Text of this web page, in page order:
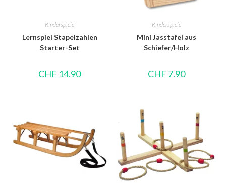
Kinderspiele
Lernspiel Stapelzahlen
Starter-Set
CHF 14.90
Kinderspiele
Mini Jasstafel aus
Schiefer/Holz
CHF 7.90